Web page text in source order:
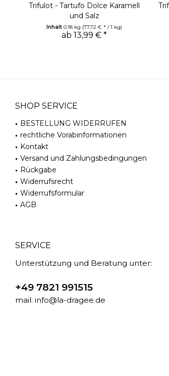
Trifulot - Tartufo Dolce Karamell
und Salz
Inhalt0.18 kg (77,72 € * / 1 kg)
ab 13,99 € *
SHOP SERVICE
BESTELLUNG WIDERRUFEN
rechtliche Vorabinformationen
Kontakt
Versand und Zahlungsbedingungen
Rückgabe
Widerrufsrecht
Widerrufsformular
AGB
SERVICE
Unterstützung und Beratung unter:
+49 7821 991515
mail: info@la-dragee.de